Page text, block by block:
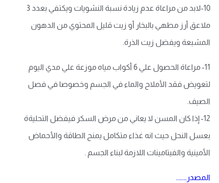
10-لابد من مراعاة عدم زيادة نسبة النشويات ويكتفي بعدد 3
ملاعق أرز مطهي بالبخار أو زيت قليل المحتوي من الدهون
المشبعة ويفضل زيت الذرة.
11- مراعاة الحصول علي 6 أكواب مياه موزعة علي مدي اليوم
لتعويض فقد الأملاح والماء في الجسم وخصوصا في فصل
الصيف.
12- إذا كان المسن لا يعاني من مرض السكر فيفضل التحليةة
بعسل النحل حيث انه غذاء متكامل يمنح الطاقة والأحماض
الأمينية والفيتامينات اللازمة لبناء الجسم .
المصدر……..